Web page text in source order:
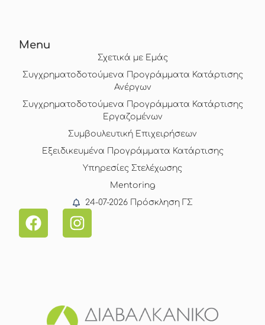
Menu
Σχετικά με Εμάς
Συγχρηματοδοτούμενα Προγράμματα Κατάρτισης
Ανέργων
Συγχρηματοδοτούμενα Προγράμματα Κατάρτισης
Εργαζομένων
Συμβουλευτική Επιχειρήσεων
Εξειδικευμένα Προγράμματα Κατάρτισης
Υπηρεσίες Στελέχωσης
Mentoring
24-07-2026 Πρόσκληση ΓΣ